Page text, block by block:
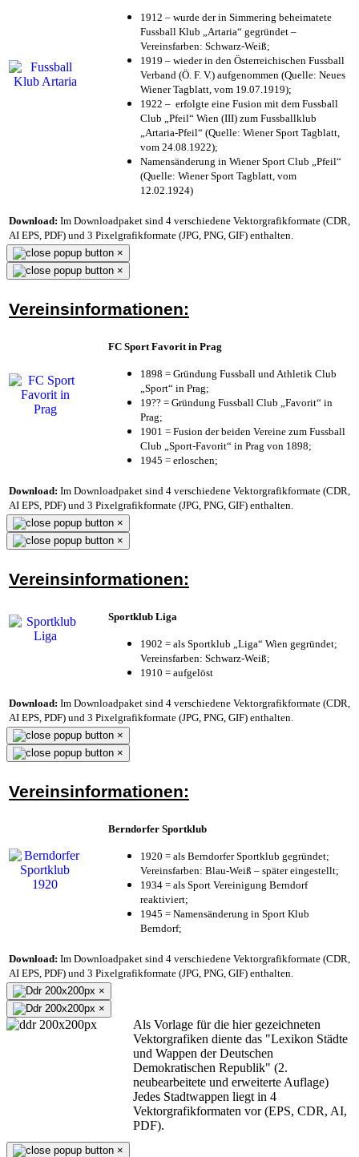
1912 – wurde der in Simmering beheimatete
Fussball Klub „Artaria“ gegründet –
Vereinsfarben: Schwarz-Weiß;
1919 – wieder in den Österreichischen Fussball
Verband (Ö. F. V.) aufgenommen (Quelle: Neues
Wiener Tagblatt, vom 19.07.1919);
1922 – erfolgte eine Fusion mit dem Fussball
Club „Pfeil“ Wien (III) zum Fussballklub
„Artaria-Pfeil“ (Quelle: Wiener Sport Tagblatt,
vom 24.08.1922);
Namensänderung in Wiener Sport Club „Pfeil“
(Quelle: Wiener Sport Tagblatt, vom
12.02.1924)
Download: Im Downloadpaket sind 4 verschiedene Vektorgrafikformate (CDR,
AI EPS, PDF) und 3 Pixelgrafikformate (JPG, PNG, GIF) enthalten.
×
×
Vereinsinformationen:
FC Sport Favorit in Prag
1898 = Gründung Fussball und Athletik Club
„Sport“ in Prag;
19?? = Gründung Fussball Club „Favorit“ in
Prag;
1901 = Fusion der beiden Vereine zum Fussball
Club „Sport-Favorit“ in Prag von 1898;
1945 = erloschen;
Download: Im Downloadpaket sind 4 verschiedene Vektorgrafikformate (CDR,
AI EPS, PDF) und 3 Pixelgrafikformate (JPG, PNG, GIF) enthalten.
×
×
Vereinsinformationen:
Sportklub Liga
1902 = als Sportklub „Liga“ Wien gegründet;
Vereinsfarben: Schwarz-Weiß;
1910 = aufgelöst
Download: Im Downloadpaket sind 4 verschiedene Vektorgrafikformate (CDR,
AI EPS, PDF) und 3 Pixelgrafikformate (JPG, PNG, GIF) enthalten.
×
×
Vereinsinformationen:
Berndorfer Sportklub
1920 = als Berndorfer Sportklub gegründet;
Vereinsfarben: Blau-Weiß – später eingestellt;
1934 = als Sport Vereinigung Berndorf
reaktiviert;
1945 = Namensänderung in Sport Klub
Berndorf;
Download: Im Downloadpaket sind 4 verschiedene Vektorgrafikformate (CDR,
AI EPS, PDF) und 3 Pixelgrafikformate (JPG, PNG, GIF) enthalten.
×
×
Als Vorlage für die hier gezeichneten
Vektorgrafiken diente das "Lexikon Städte
und Wappen der Deutschen
Demokratischen Republik" (2.
neubearbeitete und erweiterte Auflage)
Jedes Stadtwappen liegt in 4
Vektorgrafikformaten vor (EPS, CDR, AI,
PDF).
×